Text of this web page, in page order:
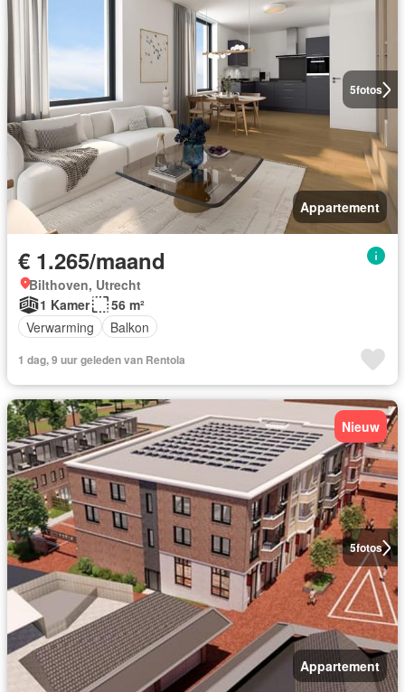
5fotos
Appartement
€ 1.265/maand
Bilthoven, Utrecht
1 Kamer
56 m²
Verwarming
Balkon
1 dag, 9 uur geleden van Rentola
5fotos
Nieuw
Appartement